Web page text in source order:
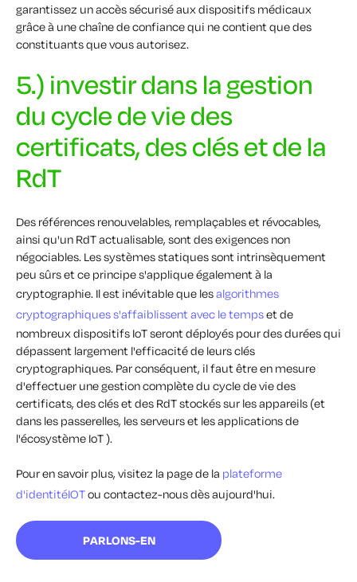
garantissez un accès sécurisé aux dispositifs médicaux
grâce à une chaîne de confiance qui ne contient que des
constituants que vous autorisez.
5.) investir dans la gestion
du cycle de vie des
certificats, des clés et de la
RdT
Des références renouvelables, remplaçables et révocables,
ainsi qu'un RdT actualisable, sont des exigences non
négociables. Les systèmes statiques sont intrinsèquement
peu sûrs et ce principe s'applique également à la
cryptographie. Il est inévitable que lesalgorithmes
cryptographiques s'affaiblissent avec le tempset de
nombreux dispositifs IoT seront déployés pour des durées qui
dépassent largement l'efficacité de leurs clés
cryptographiques. Par conséquent, il faut être en mesure
d'effectuer une gestion complète du cycle de vie des
certificats, des clés et des RdT stockés sur les appareils (et
dans les passerelles, les serveurs et les applications de
l'écosystème IoT ).
Pour en savoir plus, visitez la page de la plateforme
d'identitéIOTou contactez-nous dès aujourd'hui.
PARLONS-EN